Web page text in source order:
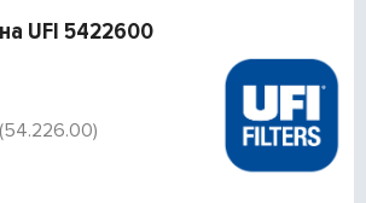
UFI 5422600
(54.226.00)